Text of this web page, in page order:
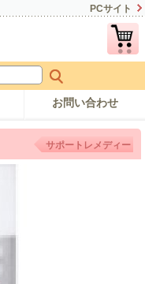
PCサイト
お問い合わせ
サポートレメディー